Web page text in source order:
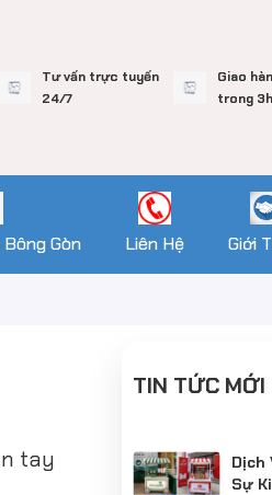
Tư vấn trực tuyến
24/7
Giao
trong 3h
Gòn Liên Hệ Giới
tay
TIN TỨC MỚI
Dịch
Sự